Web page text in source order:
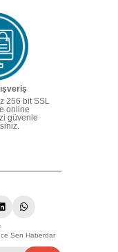
256 bit SSL
online
güvenle
Sen Haberdar